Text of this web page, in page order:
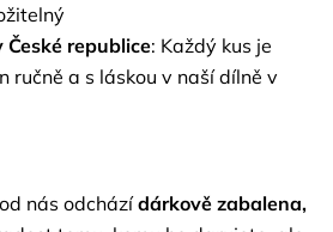
České republice: Každý kus je
ručně a s láskou v naší dílně v
od nás odcházídárkově zabalena,